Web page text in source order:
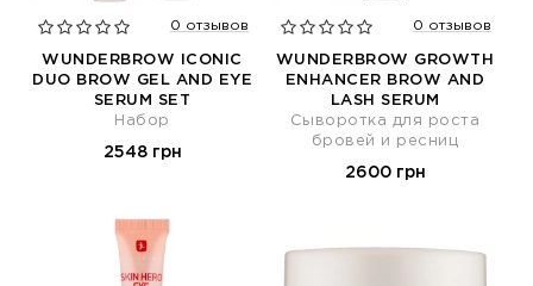
0 отзывов
WUNDERBROW ICONIC
DUO BROW GEL AND EYE
SERUM SET
Набор
2548 грн
0 отзывов
WUNDERBROW GROWTH
ENHANCER BROW AND
LASH SERUM
Сыворотка для роста
бровей и ресниц
2600 грн